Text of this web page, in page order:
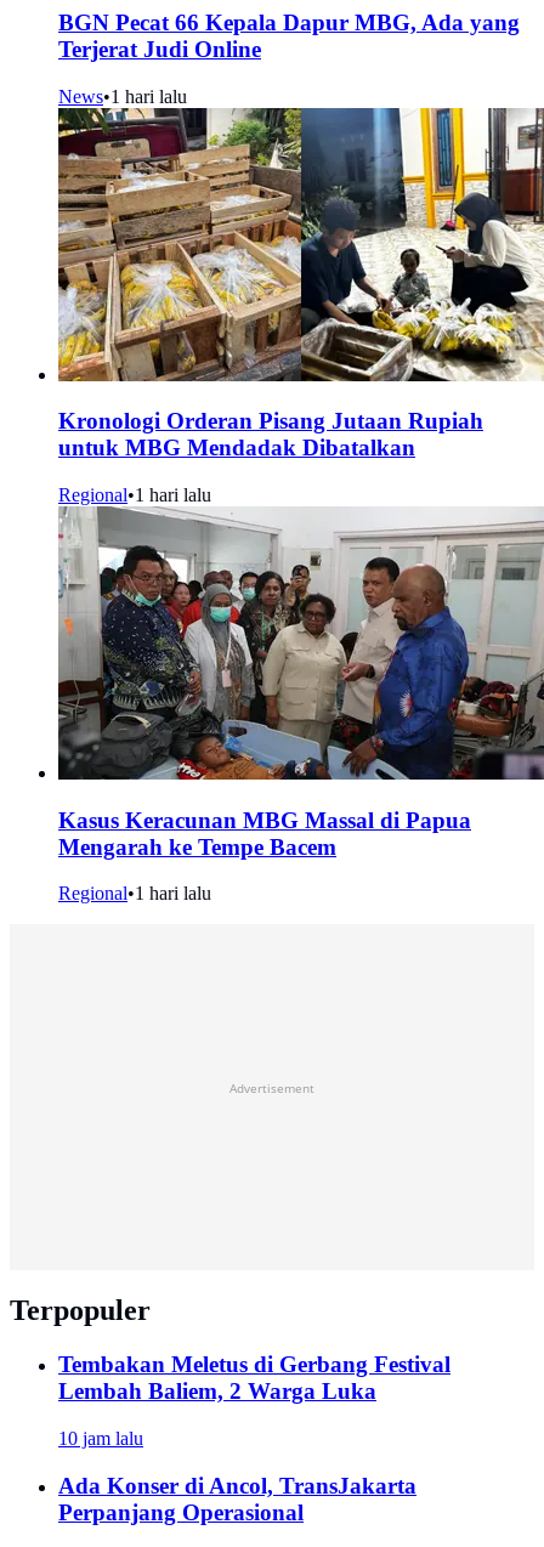
BGN Pecat 66 Kepala Dapur MBG, Ada yang
Terjerat Judi Online
News•1 hari lalu
Kronologi Orderan Pisang Jutaan Rupiah
untuk MBG Mendadak Dibatalkan
Regional•1 hari lalu
Kasus Keracunan MBG Massal di Papua
Mengarah ke Tempe Bacem
Regional•1 hari lalu
Advertisement
Terpopuler
Tembakan Meletus di Gerbang Festival
Lembah Baliem, 2 Warga Luka
10 jam lalu
Ada Konser di Ancol, TransJakarta
Perpanjang Operasional